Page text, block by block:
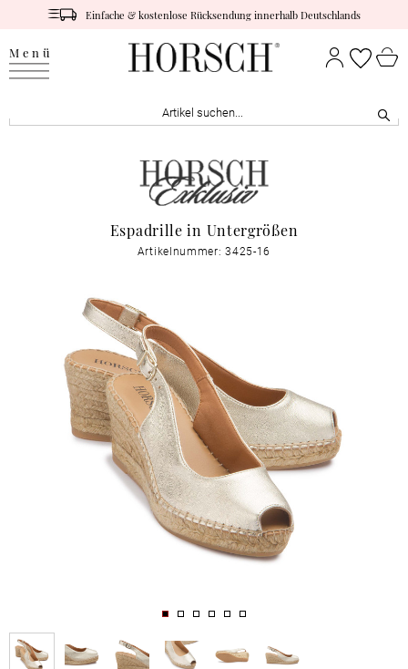
Einfache & kostenlose Rücksendung innerhalb Deutschlands
Menü
Espadrille in Untergrößen
Artikelnummer: 3425-16